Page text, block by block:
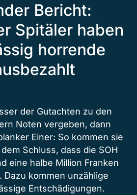
Bericht:
Spitäler haben
horrende
der Gutachten zu den
Noten vergeben, dann
Einer: So kommen sie
Schluss, dass die SOH
eine halbe Million Franken
Dazu kommen unzählige
Entschädigungen.